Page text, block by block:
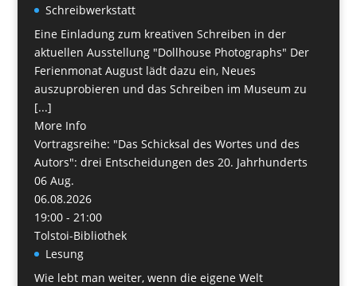
Schreibwerkstatt
Eine Einladung zum kreativen Schreiben in der
aktuellen Ausstellung "Dollhouse Photographs" Der
Ferienmonat August lädt dazu ein, Neues
auszuprobieren und das Schreiben im Museum zu
[...]
More Info
Vortragsreihe: "Das Schicksal des Wortes und des
Autors": drei Entscheidungen des 20. Jahrhunderts
06 Aug.
06.08.2026
19:00 - 21:00
Tolstoi-Bibliothek
Lesung
Wie lebt man weiter, wenn die eigene Welt